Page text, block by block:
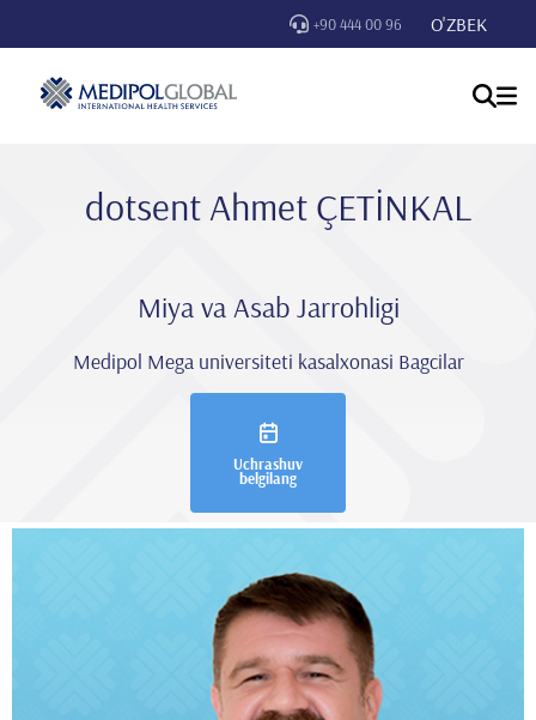
+90 444 00 96 O'ZBEK
dotsent Ahmet ÇETİNKAL
Miya va Asab Jarrohligi
Medipol Mega universiteti kasalxonasi Bagcilar
Uchrashuv
belgilang